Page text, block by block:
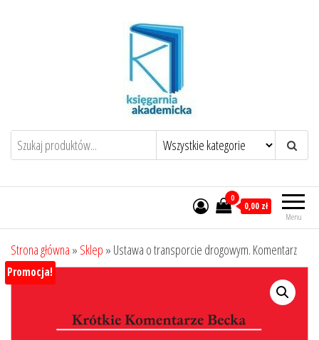
Menu
0
0,00 zł
Strona główna » Sklep » Ustawa o transporcie drogowym. Komentarz
Promocja!